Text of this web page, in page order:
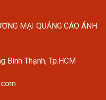
MẠI QUẢNG CÁO ÁNH
Bình Thạnh, Tp.HCM